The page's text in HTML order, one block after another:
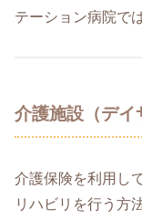
テーション病院で
介護施設（デイ
介護保険を利用し
リハビリを行う方